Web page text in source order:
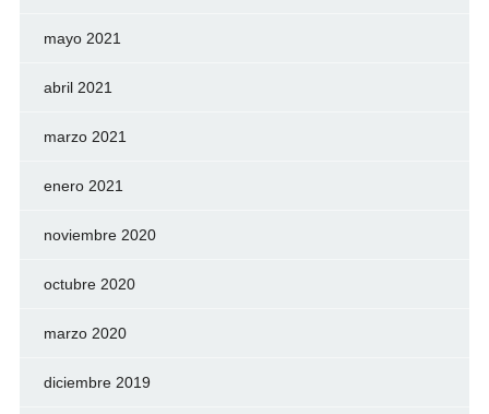
mayo 2021
abril 2021
marzo 2021
enero 2021
noviembre 2020
octubre 2020
marzo 2020
diciembre 2019